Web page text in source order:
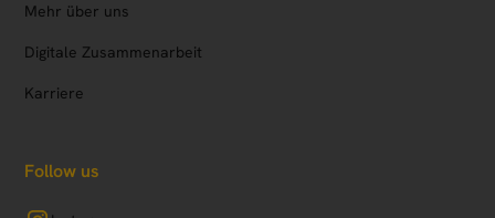
Mehr über uns
Digitale Zusammenarbeit
Karriere
Follow us